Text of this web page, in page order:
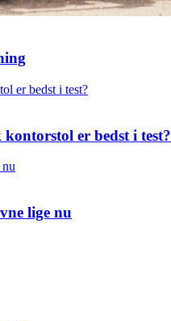
er bedst i test?
lige nu